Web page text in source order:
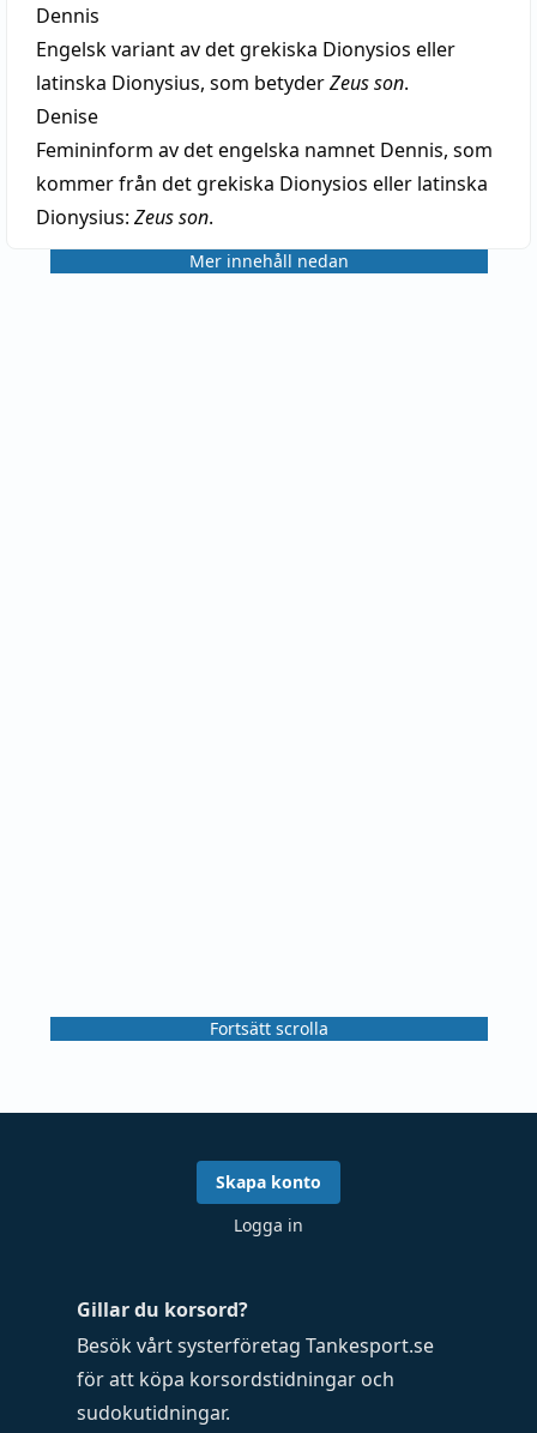
Dennis
Engelsk variant av det grekiska Dionysios eller
latinska Dionysius, som betyderZeus son.
Denise
Femininform av det engelska namnet Dennis, som
kommer från det grekiska Dionysios eller latinska
Dionysius: Zeus son.
Mer innehåll nedan
Fortsätt scrolla
Gillar du korsord?
Besök vårt systerföretag Tankesport.se
för att köpa korsordstidningar och
sudokutidningar.
Skapa konto
Logga in